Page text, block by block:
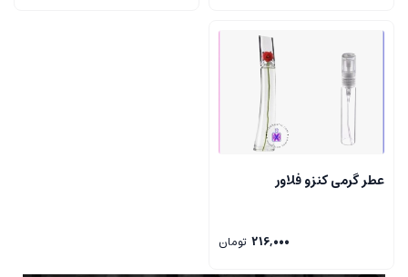
عطر گرمی کنزو فلاور
216,000 تومان